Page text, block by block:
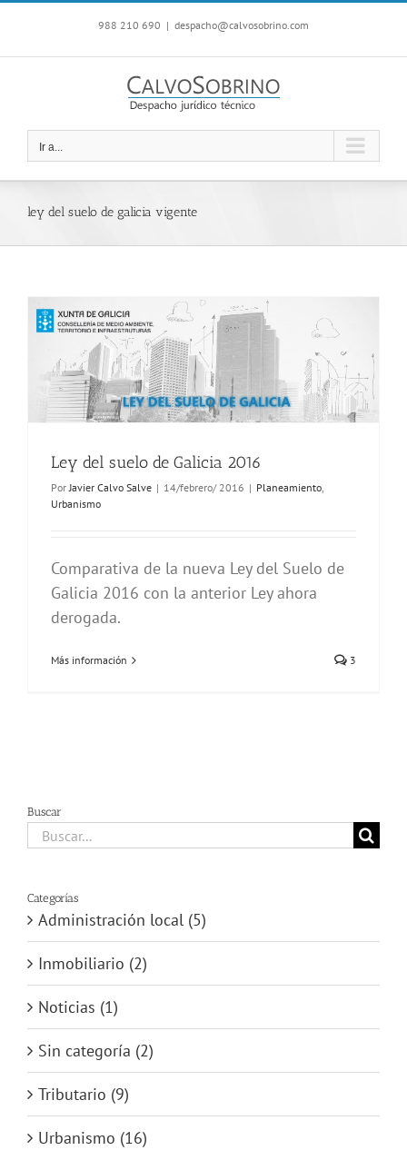
contenido
988 210 690 | despacho@calvosobrino.com
Ir a...
ley del suelo de galicia vigente
Ley del suelo de Galicia 2016
PorJavier Calvo Salve | 14/febrero/ 2016 | Planeamiento,
Urbanismo
Comparativa de la nueva Ley del Suelo de
Galicia 2016 con la anterior Ley ahora
derogada.
Más información 3
Buscar
Buscar:
Categorías
Administración local (5)
Inmobiliario (2)
Noticias (1)
Sin categoría (2)
Tributario (9)
Urbanismo (16)